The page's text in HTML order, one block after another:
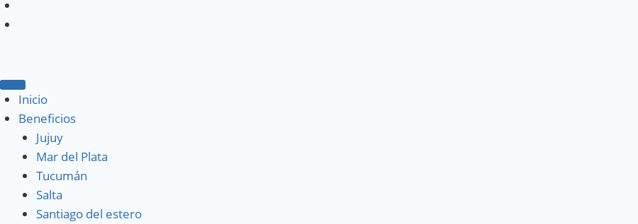
Inicio
Beneficios
Jujuy
Mar del Plata
Tucumán
Salta
Santiago del estero